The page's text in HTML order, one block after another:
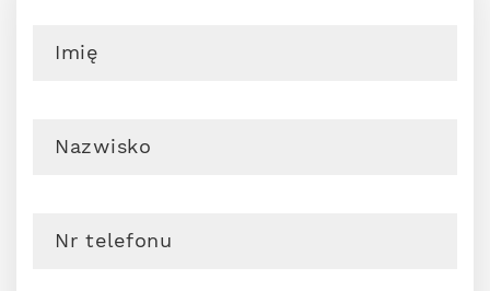
Imię
Nazwisko
Nr telefonu